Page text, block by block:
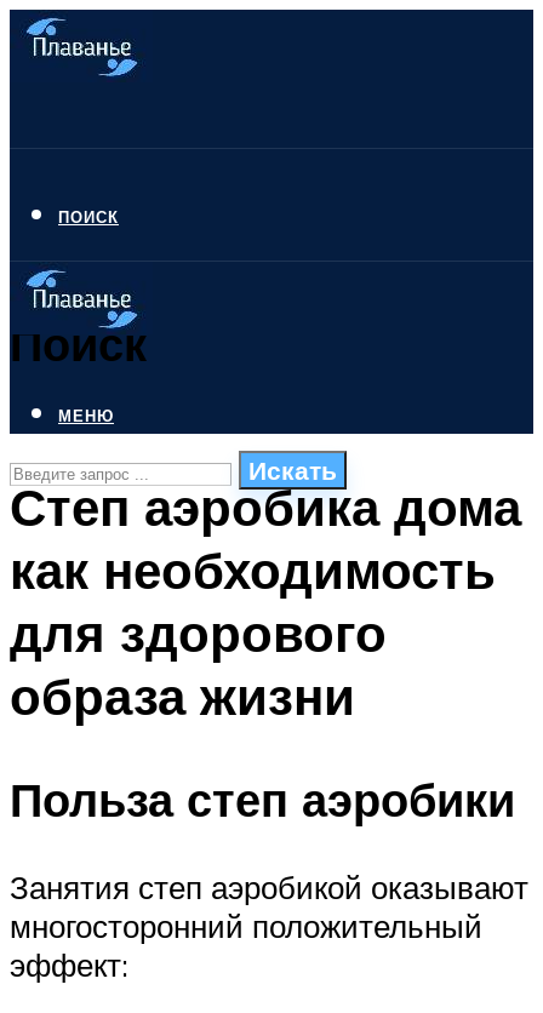
ПОИСК
Поиск
Искать
СТИЛИ ПЛАВАНЬЯ
ПЛАВАНЬЕ ДЛЯ ДЕТЕЙ
БАССЕЙН ДЛЯ ДОМА
ОЧИСТКА БАССЕЙНОВ
МЕНЮ
Степ аэробика дома
как необходимость
для здорового
образа жизни
Польза степ аэробики
Занятия степ аэробикой оказывают
многосторонний положительный
эффект: